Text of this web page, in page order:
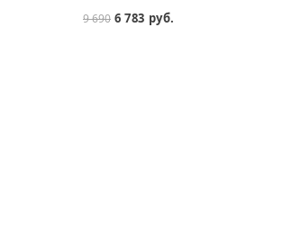
9 690 6 783 руб.